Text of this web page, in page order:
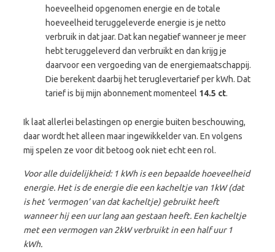
hoeveelheid opgenomen energie en de totale
hoeveelheid teruggeleverde energie is je netto
verbruik in dat jaar. Dat kan negatief wanneer je meer
hebt teruggeleverd dan verbruikt en dan krijg je
daarvoor een vergoeding van de energiemaatschappij.
Die berekent daarbij het teruglevertarief per kWh. Dat
tarief is bij mijn abonnement momenteel 14.5 ct.
Ik laat allerlei belastingen op energie buiten beschouwing,
daar wordt het alleen maar ingewikkelder van. En volgens
mij spelen ze voor dit betoog ook niet echt een rol.
Voor alle duidelijkheid: 1 kWh is een bepaalde hoeveelheid
energie. Het is de energie die een kacheltje van 1kW (dat
is het ‘vermogen’ van dat kacheltje) gebruikt heeft
wanneer hij een uur lang aan gestaan heeft. Een kacheltje
met een vermogen van 2kW verbruikt in een half uur 1
kWh.